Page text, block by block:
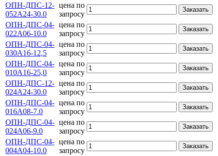
ОПН-ДПС-12-
052А24-30.0
цена по
запросу
Заказать
ОПН-ДПС-04-
022А06-10.0
цена по
запросу
Заказать
ОПН-ДПС-04-
030А16-12,5
цена по
запросу
Заказать
ОПН-ДПС-04-
010А16-25,0
цена по
запросу
Заказать
ОПН-ДПС-12-
024А24-30.0
цена по
запросу
Заказать
ОПН-ДПС-04-
016А08-7.0
цена по
запросу
Заказать
ОПН-ДПС-04-
024А06-9.0
цена по
запросу
Заказать
ОПН-ДПС-04-
004А04-10.0
цена по
запросу
Заказать